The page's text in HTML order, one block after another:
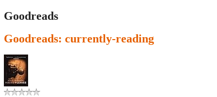
Goodreads
Goodreads: currently-reading